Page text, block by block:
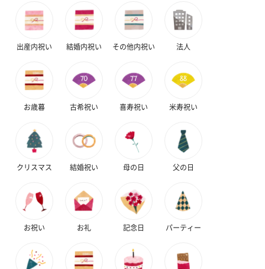
のオイル漬（981円）
ン）（981円）
出産内祝い 結婚内祝い その他内祝い 法人
お歳暮 古希祝い 喜寿祝い 米寿祝い
クリスマス 結婚祝い 母の日 父の日
お祝い お礼 記念日 パーティー